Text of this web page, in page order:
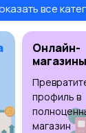
все
Онлайн-
магазины
профиль в
магазин